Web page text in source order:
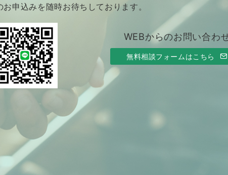
申込みを随時お待ちしております。
WEBからのお問い合わ
無料相談フォームはこちら